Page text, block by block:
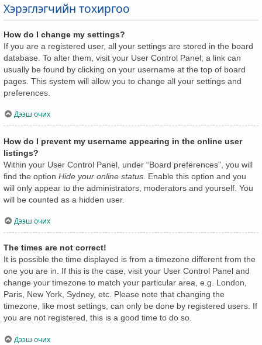
Хэрэглэгчийн тохиргоо
How do I change my settings?
If you are a registered user, all your settings are stored in the board
database. To alter them, visit your User Control Panel; a link can
usually be found by clicking on your username at the top of board
pages. This system will allow you to change all your settings and
preferences.
Дээш очих
How do I prevent my username appearing in the online user
listings?
Within your User Control Panel, under “Board preferences”, you will
find the option Hide your online status . Enable this option and you
will only appear to the administrators, moderators and yourself. You
will be counted as a hidden user.
Дээш очих
The times are not correct!
It is possible the time displayed is from a timezone different from the
one you are in. If this is the case, visit your User Control Panel and
change your timezone to match your particular area, e.g. London,
Paris, New York, Sydney, etc. Please note that changing the
timezone, like most settings, can only be done by registered users. If
you are not registered, this is a good time to do so.
Дээш очих